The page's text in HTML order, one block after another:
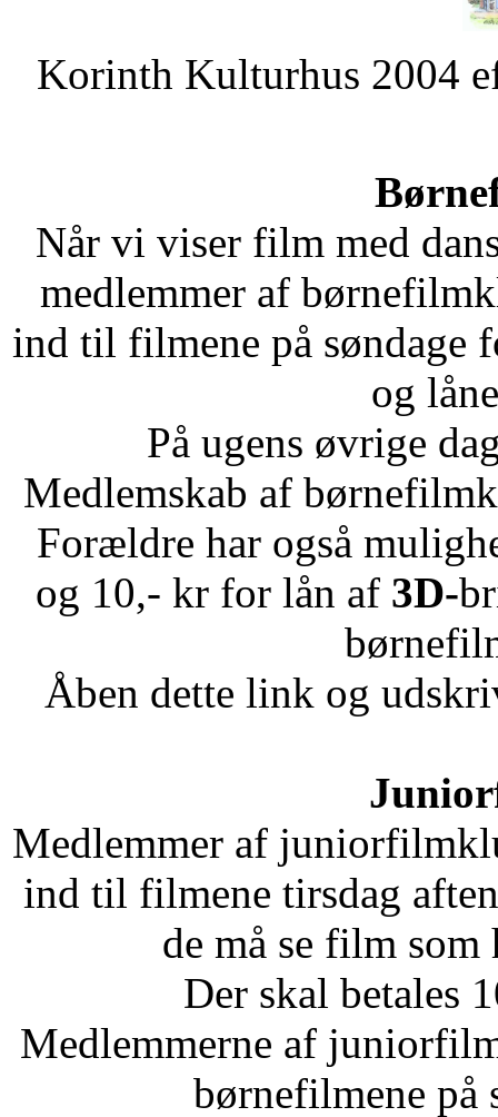
Korinth Kulturhus 2004
Når vi viser film med
medlemmer af
ind til filmene på søndage
og
På ugens øvrige
Medlemskab af
Forældre har også
og 10,- kr for lån af 3D-
Åben dette link og
Medlemmer af
ind til filmene tirsdag
de må se film som
Der skal betales
Medlemmerne af
børnefilmene på